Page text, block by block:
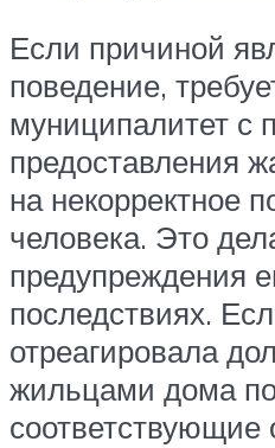
Если причиной
поведение,
муниципалитет с
предоставления
на некорректное
человека. Это
предупреждения
последствиях.
отреагировала
жильцами дома
соответствующие